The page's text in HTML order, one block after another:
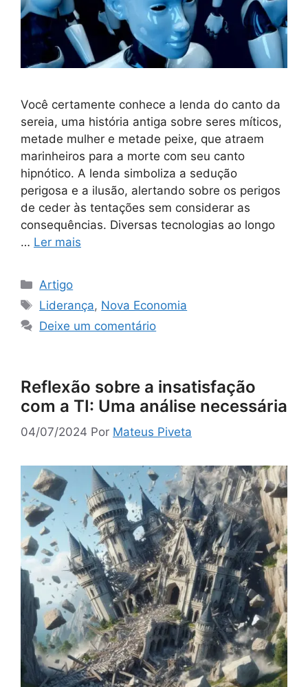
Você certamente conhece a lenda do canto da
sereia, uma história antiga sobre seres míticos,
metade mulher e metade peixe, que atraem
marinheiros para a morte com seu canto
hipnótico. A lenda simboliza a sedução
perigosa e a ilusão, alertando sobre os perigos
de ceder às tentações sem considerar as
consequências. Diversas tecnologias ao longo
… Ler mais
Artigo
Liderança, Nova Economia
Deixe um comentário
Reflexão sobre a insatisfação
com a TI: Uma análise necessária
04/07/2024 Por Mateus Piveta